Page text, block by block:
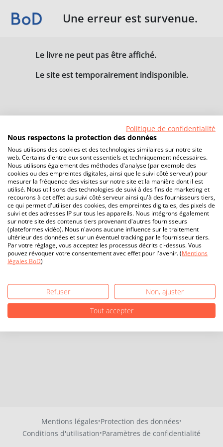
Une erreur est survenue.
Le livre ne peut pas être affiché.
Le site est temporairement indisponible.
Mentions légales·Protection des données·
Conditions d'utilisation·Paramètres de confidentialité
Politique de confidentialité
Nous respectons la protection des données
Nous utilisons des cookies et des technologies similaires sur notre site
web. Certains d'entre eux sont essentiels et techniquement nécessaires.
Nous utilisons également des méthodes d'analyse (par exemple des
cookies ou des empreintes digitales, ainsi que le suivi côté serveur) pour
mesurer la fréquence des visites sur notre site et la manière dont il est
utilisé. Nous utilisons des technologies de suivi à des fins de marketing et
recourons à cet effet au suivi côté serveur ainsi qu'à des fournisseurs tiers,
ce qui permet d'utiliser des cookies, des empreintes digitales, des pixels de
suivi et des adresses IP sur tous les appareils. Nous intégrons également
sur notre site des contenus tiers provenant d'autres fournisseurs
(plateformes vidéo). Nous n'avons aucune influence sur le traitement
ultérieur des données et sur un éventuel tracking par le fournisseur tiers.
Par votre réglage, vous acceptez les processus décrits ci-dessus. Vous
pouvez révoquer votre consentement avec effet pour l'avenir. (Mentions
légales BoD)
Refuser
Non, ajuster
Tout accepter